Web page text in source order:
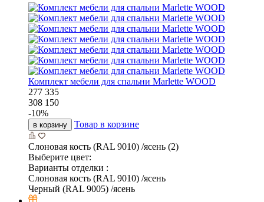
Комплект мебели для спальни Marlette WOOD
277 335
308 150
-10%
в корзину Товар в корзине
Слоновая кость (RAL 9010) /ясень (2)
Выберите цвет:
Варианты отделки :
Слоновая кость (RAL 9010) /ясень
Черный (RAL 9005) /ясень